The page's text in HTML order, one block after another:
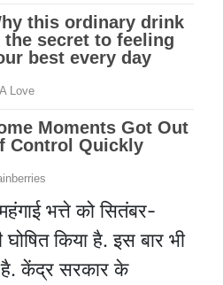
भत्ते को सितंबर-
किया है. इस बार भी
है. केंद्र सरकार के